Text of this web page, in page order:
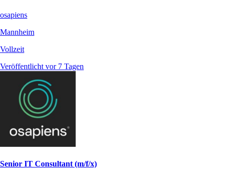
osapiens
Mannheim
Vollzeit
Veröffentlicht vor 7 Tagen
Senior IT Consultant (m/f/x)